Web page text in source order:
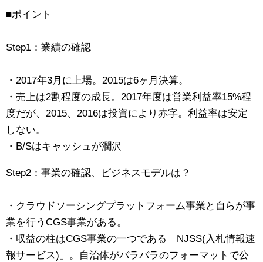
■ポイント
Step1：業績の確認
・2017年3月に上場。2015は6ヶ月決算。
・売上は2割程度の成長。2017年度は営業利益率15%程
度だが、2015、2016は投資により赤字。利益率は安定
しない。
・B/Sはキャッシュが潤沢
Step2：事業の確認、ビジネスモデルは？
・クラウドソーシングプラットフォーム事業と自らが事
業を行うCGS事業がある。
・収益の柱はCGS事業の一つである「NJSS(入札情報速
報サービス)」。自治体がバラバラのフォーマットで公